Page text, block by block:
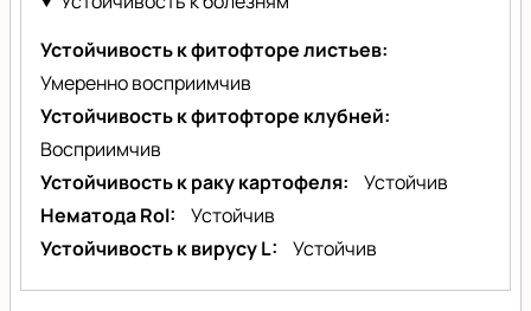
Устойчивость к фитофторе листьев
Умеренно восприимчив
Устойчивость к фитофторе клубней
Восприимчив
Устойчивость к раку картофеля
Устойчив
Нематода RoI
Устойчив
Устойчивость к вирусу L
Устойчив